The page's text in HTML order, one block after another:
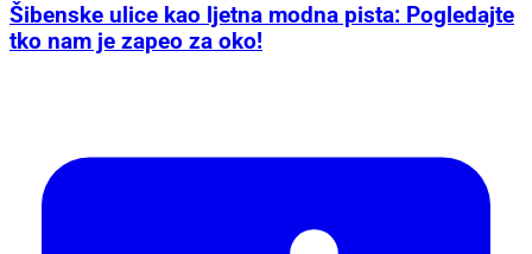
Šibenske ulice kao ljetna modna pista: Pogledajte
tko nam je zapeo za oko!